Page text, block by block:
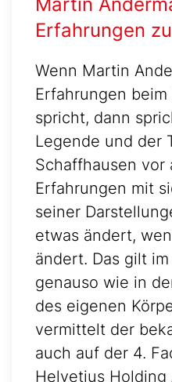
Erfahrungen
Wenn Martin
Erfahrungen
spricht, dann
Legende und der
Schaffhausen vor
Erfahrungen mit
seiner
etwas ändert,
ändert. Das gilt
genauso wie in
des eigenen
vermittelt der
auch auf der 4.
Helvetius Holding